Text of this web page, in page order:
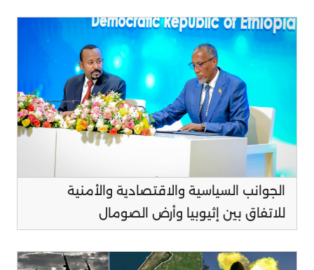
الجوانب السياسية والاقتصادية والأمنية
للاتفاق بين إثيوبيا وأرض الصومال